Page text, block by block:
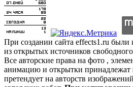
При создании сайта effects1.ru
из открытых источников
Все авторские права на фото ,
анимацию и открытки принадлежат
претендует на авторств